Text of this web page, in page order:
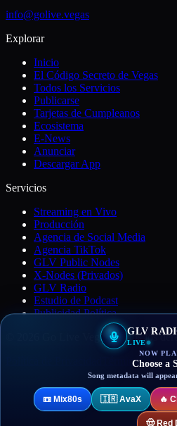
info@golive.vegas
Explorar
Inicio
El Código Secreto de Vegas
Todos los Servicios
Publicarse
Tarjetas de Cumpleanos
Ecosistema
E-News
Anunciar
Descargar App
Servicios
Streaming en Vivo
Producción
Agencia de Social Media
Agencia TikTok
GLV Public Nodes
X-Nodes (Privados)
GLV Radio
Estudio de Podcast
Publicidad Política
© 2026 Go Live Vegas. Todos los
Términos de Uso
GLV
LIVE
NOW
Choose a
Song metadata will
📼 Mix80s 🇮🇷 AvaX 🔥
🤠 Red